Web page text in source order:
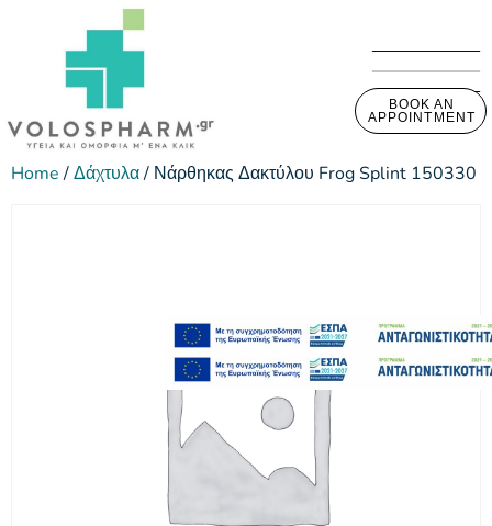
BOOK AN
APPOINTMENT
Home/Δάχτυλα/ Νάρθηκας Δακτύλου Frog Splint 150330